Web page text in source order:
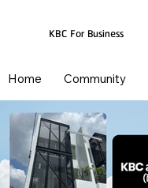
KBC For Business
Home Community